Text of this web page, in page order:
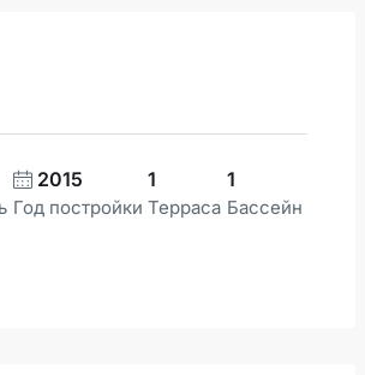
2015
Год постройки
1
Терраса
1
Бассейн